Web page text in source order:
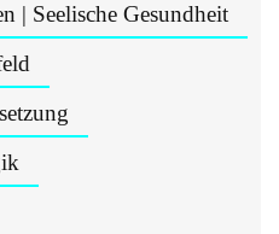
| Seelische Gesundheit